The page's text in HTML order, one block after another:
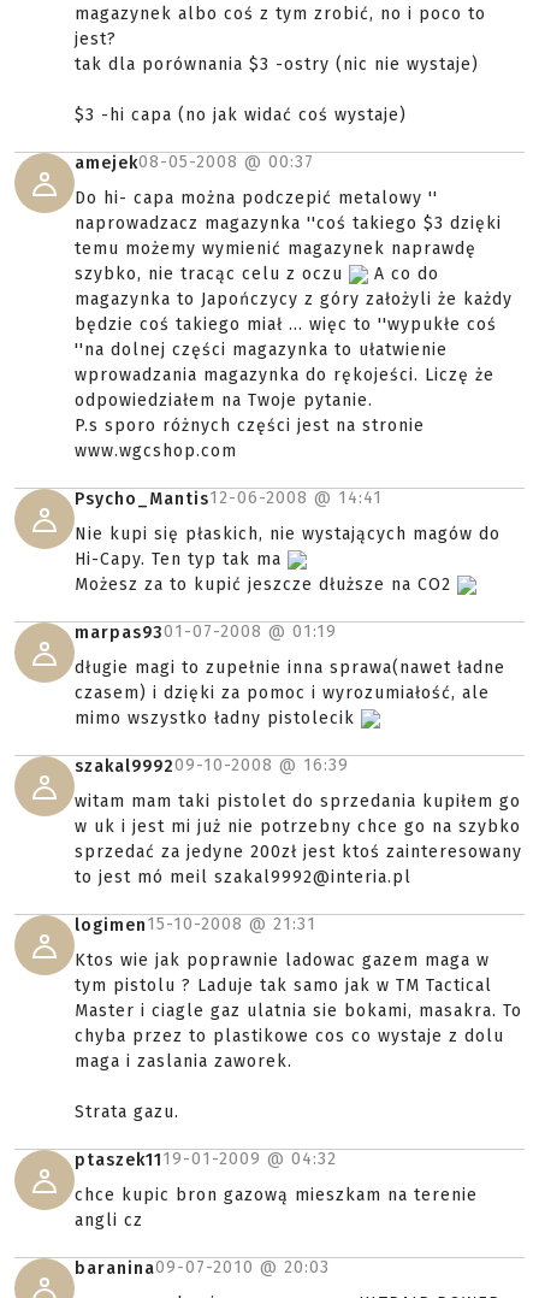
magazynek albo coś z tym zrobić, no i poco to
jest?
tak dla porównania $3 -ostry (nic nie wystaje)
$3 -hi capa (no jak widać coś wystaje)
amejek08-05-2008 @ 00:37
Do hi- capa można podczepić metalowy ''
naprowadzacz magazynka ''coś takiego $3 dzięki
temu możemy wymienić magazynek naprawdę
szybko, nie tracąc celu z oczu
A co do
magazynka to Japończycy z góry założyli że każdy
będzie coś takiego miał ... więc to ''wypukłe coś
''na dolnej części magazynka to ułatwienie
wprowadzania magazynka do rękojeści. Liczę że
odpowiedziałem na Twoje pytanie.
P.s sporo różnych części jest na stronie
www.wgcshop.com
Psycho_Mantis12-06-2008 @ 14:41
Nie kupi się płaskich, nie wystających magów do
Hi-Capy. Ten typ tak ma
Możesz za to kupić jeszcze dłuższe na CO2
marpas9301-07-2008 @ 01:19
długie magi to zupełnie inna sprawa(nawet ładne
czasem) i dzięki za pomoc i wyrozumiałość, ale
mimo wszystko ładny pistolecik
szakal999209-10-2008 @ 16:39
witam mam taki pistolet do sprzedania kupiłem go
w uk i jest mi już nie potrzebny chce go na szybko
sprzedać za jedyne 200zł jest ktoś zainteresowany
to jest mó meil szakal9992@interia.pl
logimen15-10-2008 @ 21:31
Ktos wie jak poprawnie ladowac gazem maga w
tym pistolu ? Laduje tak samo jak w TM Tactical
Master i ciagle gaz ulatnia sie bokami, masakra. To
chyba przez to plastikowe cos co wystaje z dolu
maga i zaslania zaworek.
Strata gazu.
ptaszek1119-01-2009 @ 04:32
chce kupic bron gazową mieszkam na terenie
angli cz
baranina09-07-2010 @ 20:03